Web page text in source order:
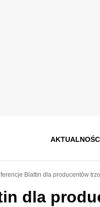
Blattin dla producentów
dla